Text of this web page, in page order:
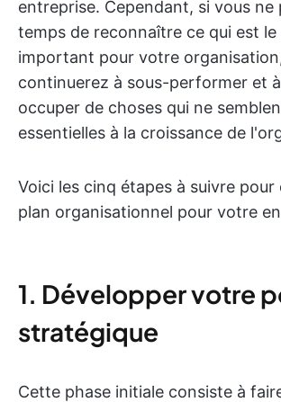
entreprise. Cependant, si vous ne
temps de reconnaître ce qui est le
important pour votre
continuerez à sous-performer et
occuper de choses qui ne
essentielles à la croissance de
Voici les cinq étapes à suivre pour
plan organisationnel pour votre
1. Développer votre
stratégique
Cette phase initiale consiste à